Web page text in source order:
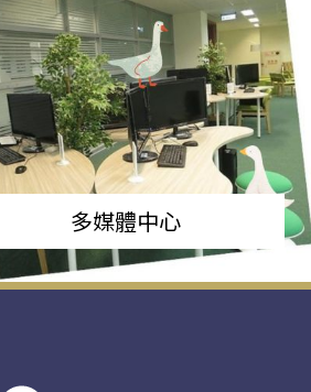
多媒體中心